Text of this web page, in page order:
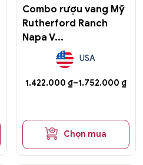
Combo rượu vang Mỹ
Rutherford Ranch
Napa V...
USA
1.422.000 ₫–1.752.000 ₫
Khoảng
1.422.000 ₫
đến
Chọn mua
có
thể
chọn
sản